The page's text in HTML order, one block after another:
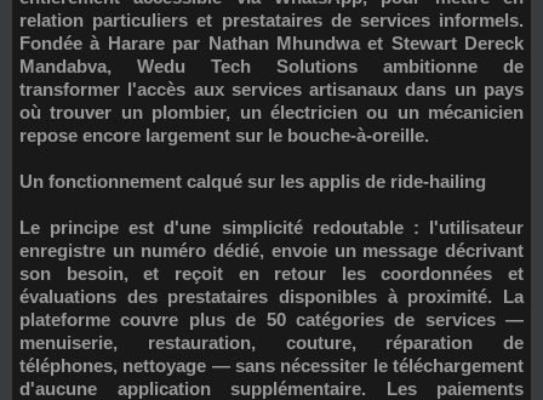
relation particuliers et prestataires de services informels.
Fondée à Harare par Nathan Mhundwa et Stewart Dereck
Mandabva, Wedu Tech Solutions ambitionne de
transformer l'accès aux services artisanaux dans un pays
où trouver un plombier, un électricien ou un mécanicien
repose encore largement sur le bouche-à-oreille.
Un fonctionnement calqué sur les applis de ride-hailing
Le principe est d'une simplicité redoutable : l'utilisateur
enregistre un numéro dédié, envoie un message décrivant
son besoin, et reçoit en retour les coordonnées et
évaluations des prestataires disponibles à proximité. La
plateforme couvre plus de 50 catégories de services —
menuiserie, restauration, couture, réparation de
téléphones, nettoyage — sans nécessiter le téléchargement
d'aucune application supplémentaire. Les paiements